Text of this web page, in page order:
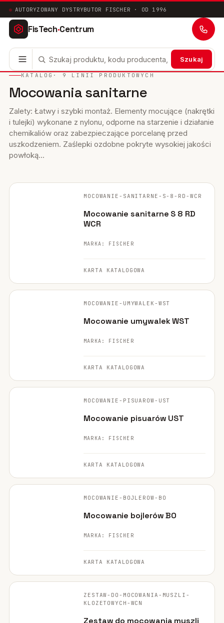
AUTORYZOWANY DYSTRYBUTOR FISCHER · OD 1996
FisTech·Centrum
Szukaj
Kotwy stalowe
Mocowania chemiczne 41
Mocowania ramowe
Mocowania uniwersalne
Mocowania w pustych przestrzeniach
Mocowania sanitarne
Mocowania ociepleń
Mocowania do rusztowań
Wiertła i narzędzia 39
17
Uszczelniacze, piany kleje 35
KATALOG · 9 LINII PRODUKTOWYCH
Mocowania sanitarne
Zalety: Łatwy i szybki montaż. Elementy mocujące (nakrętki
i tulejki) wykonane z nylonu, odporne na starzenie i działanie
chemikaliów oraz zabezpieczające porcelanę przed
uszkodzeniem. Zaślepki ozdobne pokryte wysokiej jakości
powłoką...
ORYGINALNE ZDJĘCIE
MOCOWANIE-SANITARNE-S-8-RD-WCR
Mocowanie sanitarne S 8 RD
WCR
MARKA: FISCHER
KARTA KATALOGOWA
FISCHER ·
ORYGINALNE ZDJĘCIE
MOCOWANIE-UMYWALEK-WST
Mocowanie umywalek WST
MARKA: FISCHER
KARTA KATALOGOWA
FISCHER ·
ORYGINALNE ZDJĘCIE
MOCOWANIE-PISUAROW-UST
Mocowanie pisuarów UST
MARKA: FISCHER
KARTA KATALOGOWA
FISCHER ·
ORYGINALNE ZDJĘCIE
MOCOWANIE-BOJLEROW-BO
Mocowanie bojlerów BO
MARKA: FISCHER
KARTA KATALOGOWA
FISCHER ·
ORYGINALNE ZDJĘCIE
ZESTAW-DO-MOCOWANIA-MUSZLI-
KLOZETOWYCH-WCN
Zestaw do mocowania muszli